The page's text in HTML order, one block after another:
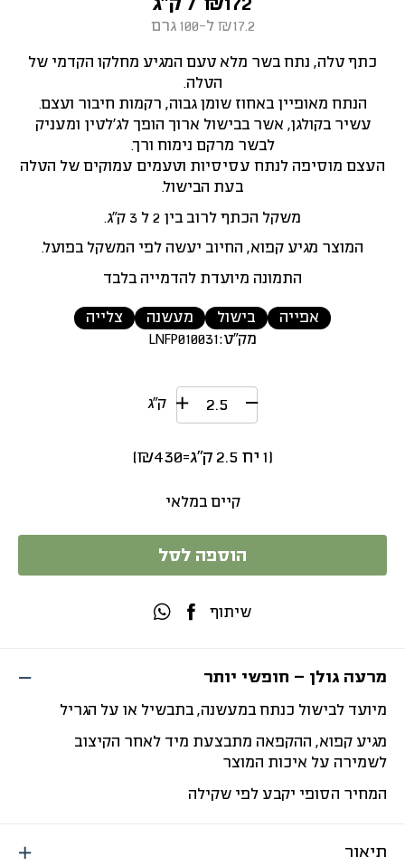
₪172 / ק״ג
₪17.2 ל-100 גרם
כתף טלה, נתח בשר מלא טעם המגיע מחלקו הקדמי של
הטלה.
הנתח מאופיין באחוז שומן גבוה, רקמות חיבור ועצם.
עשיר בקולגן, אשר בבישול ארוך הופך לג’לטין ומעניק
לבשר מרקם נימוח ורך.
העצם מוסיפה לנתח עסיסיות וטעמים עמוקים של הטלה
בעת הבישול.
משקל הכתף לרוב בין 2 ל 3 ק”ג.
המוצר מגיע קפוא, החיוב יעשה לפי המשקל בפועל.
התמונה מיועדת להדמייה בלבד
אפייה בישול מעשנה
צלייה
מק"ט:LNFP010031
ק״ג
(
1 יח 2.5 ק"ג=
₪430
)
קיים במלאי
הוספה לסל
מרעה גולן – חופשי יותר
מיועד לבישול כנתח במעשנה, בתבשיל או על הגריל
מגיע קפוא, ההקפאה מתבצעת מיד לאחר הקיצוב
לשמירה על איכות המוצר
המחיר הסופי יקבע לפי שקילה
תיאור
שיתוף